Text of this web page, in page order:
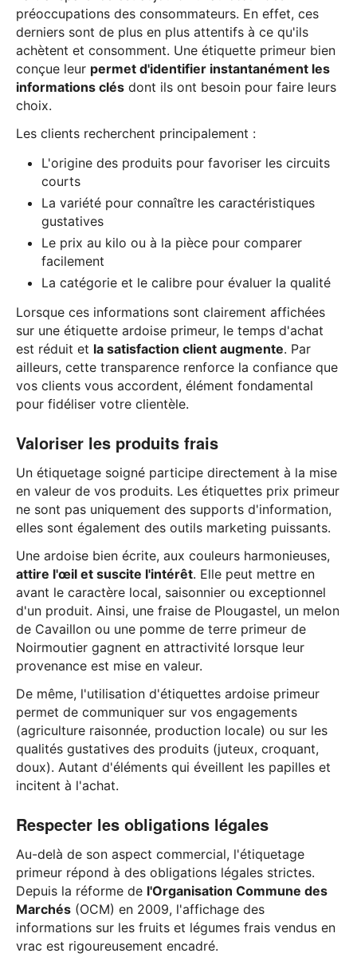
préoccupations des consommateurs. En effet, ces
derniers sont de plus en plus attentifs à ce qu'ils
achètent et consomment. Une étiquette primeur bien
conçue leur permet d'identifier instantanément les
informations clés dont ils ont besoin pour faire leurs
choix.
Les clients recherchent principalement :
L'origine des produits pour favoriser les circuits
courts
La variété pour connaître les caractéristiques
gustatives
Le prix au kilo ou à la pièce pour comparer
facilement
La catégorie et le calibre pour évaluer la qualité
Lorsque ces informations sont clairement affichées
sur une étiquette ardoise primeur, le temps d'achat
est réduit et la satisfaction client augmente. Par
ailleurs, cette transparence renforce la confiance que
vos clients vous accordent, élément fondamental
pour fidéliser votre clientèle.
Valoriser les produits frais
Un étiquetage soigné participe directement à la mise
en valeur de vos produits. Les étiquettes prix primeur
ne sont pas uniquement des supports d'information,
elles sont également des outils marketing puissants.
Une ardoise bien écrite, aux couleurs harmonieuses,
attire l'œil et suscite l'intérêt. Elle peut mettre en
avant le caractère local, saisonnier ou exceptionnel
d'un produit. Ainsi, une fraise de Plougastel, un melon
de Cavaillon ou une pomme de terre primeur de
Noirmoutier gagnent en attractivité lorsque leur
provenance est mise en valeur.
De même, l'utilisation d'étiquettes ardoise primeur
permet de communiquer sur vos engagements
(agriculture raisonnée, production locale) ou sur les
qualités gustatives des produits (juteux, croquant,
doux). Autant d'éléments qui éveillent les papilles et
incitent à l'achat.
Respecter les obligations légales
Au-delà de son aspect commercial, l'étiquetage
primeur répond à des obligations légales strictes.
Depuis la réforme de l'Organisation Commune des
Marchés (OCM) en 2009, l'affichage des
informations sur les fruits et légumes frais vendus en
vrac est rigoureusement encadré.